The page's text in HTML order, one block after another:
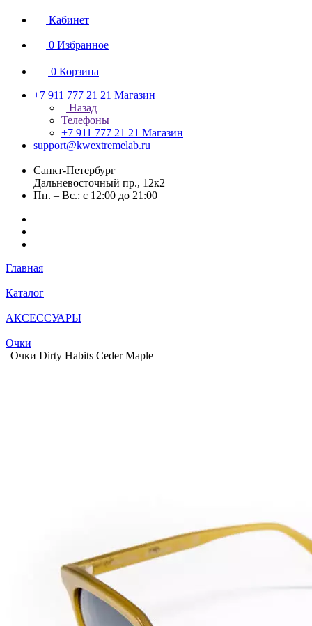
Кабинет
0 Избранное
0 Корзина
+7 911 777 21 21 Магазин
Назад
Телефоны
+7 911 777 21 21 Магазин
support@kwextremelab.ru
Санкт-Петербург
Дальневосточный пр., 12к2
Пн. – Вс.: с 12:00 до 21:00
Главная
Каталог
АКСЕССУАРЫ
Очки
Очки Dirty Habits Ceder Maple